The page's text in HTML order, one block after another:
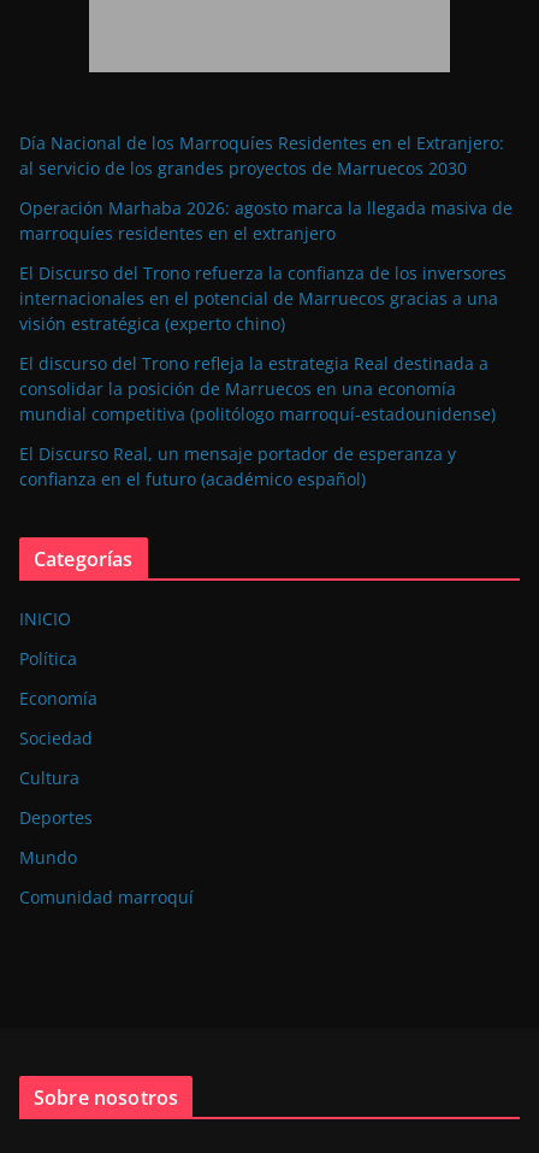
Día Nacional de los Marroquíes Residentes en el Extranjero:
al servicio de los grandes proyectos de Marruecos 2030
Operación Marhaba 2026: agosto marca la llegada masiva de
marroquíes residentes en el extranjero
El Discurso del Trono refuerza la confianza de los inversores
internacionales en el potencial de Marruecos gracias a una
visión estratégica (experto chino)
El discurso del Trono refleja la estrategia Real destinada a
consolidar la posición de Marruecos en una economía
mundial competitiva (politólogo marroquí-estadounidense)
El Discurso Real, un mensaje portador de esperanza y
confianza en el futuro (académico español)
Categorías
INICIO
Política
Economía
Sociedad
Cultura
Deportes
Mundo
Comunidad marroquí
Sobre nosotros